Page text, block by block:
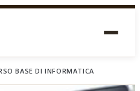
BASE DI INFORMATICA